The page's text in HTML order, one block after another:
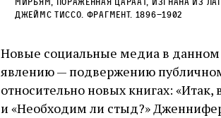
Джеймс Тиссо. Фрагмент. 1896–1902
Новые социальные медиа в данном
явлению — подвержению
относительно новых книгах:
и «Необходим ли стыд?»